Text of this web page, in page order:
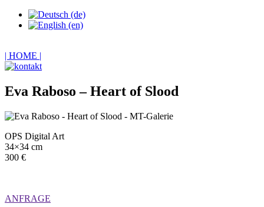
| HOME |
Eva Raboso – Heart of Slood
OPS Digital Art
34×34 cm
300 €
ANFRAGE